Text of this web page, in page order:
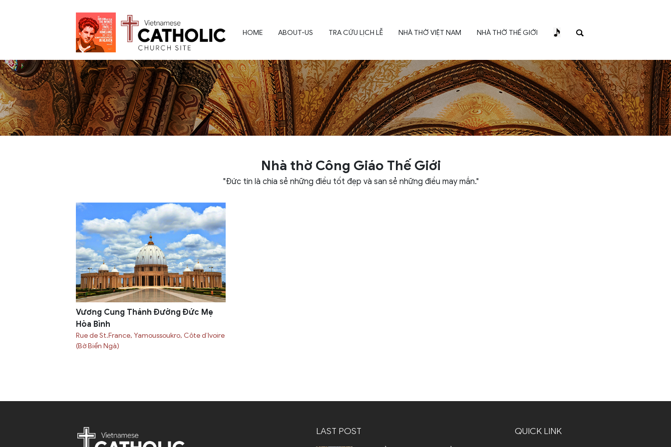
HOME ABOUT-US TRA CỨU LỊCH LỄ NHÀ THỜ VIỆT NAM NHÀ THỜ THẾ GIỚI
Nhà thờ Công Giáo Thế Giới
"Đức tin là chia sẻ những điều tốt đẹp và san sẻ những điều may mắn."
Vương Cung Thánh Đường Đức Mẹ
Hòa Bình
Rue de St.France, Yamoussoukro, Côte d’Ivoire
(Bờ Biển Ngà)
LAST POST QUICK LINK